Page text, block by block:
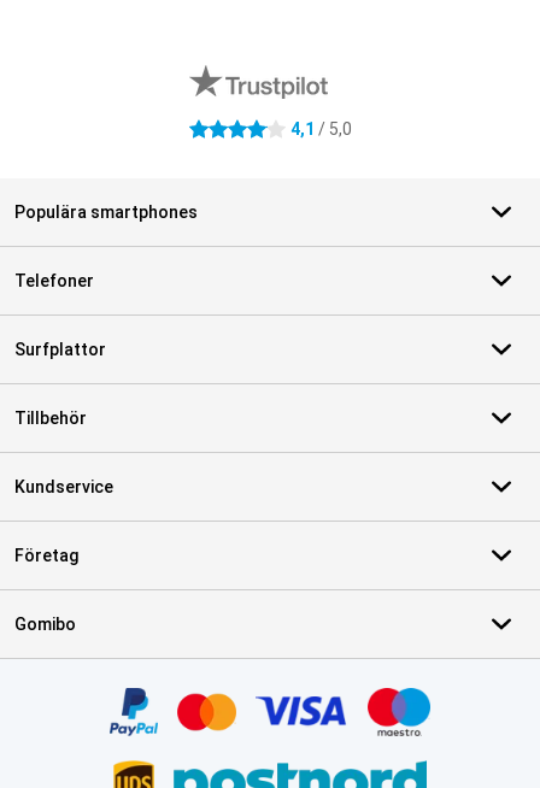
4.1 stjärnor 4,1 / 5,0
Populära smartphones
Telefoner
Surfplattor
Tillbehör
Kundservice
Företag
Gomibo